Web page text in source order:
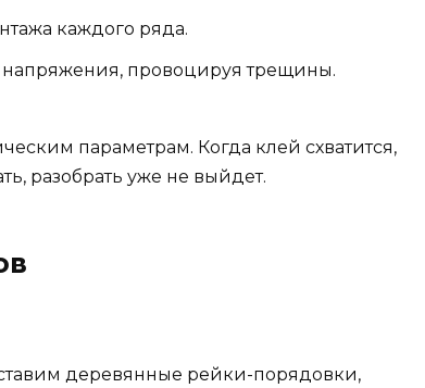
каждого ряда.
напряжения, провоцируя трещины.
параметрам. Когда клей схватится,
разобрать уже не выйдет.
деревянные рейки-порядовки,